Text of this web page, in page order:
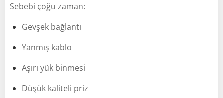
Sebebi çoğu zaman:
Gevşek bağlantı
Yanmış kablo
Aşırı yük binmesi
Düşük kaliteli priz